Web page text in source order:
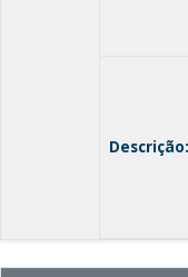
Descrição: